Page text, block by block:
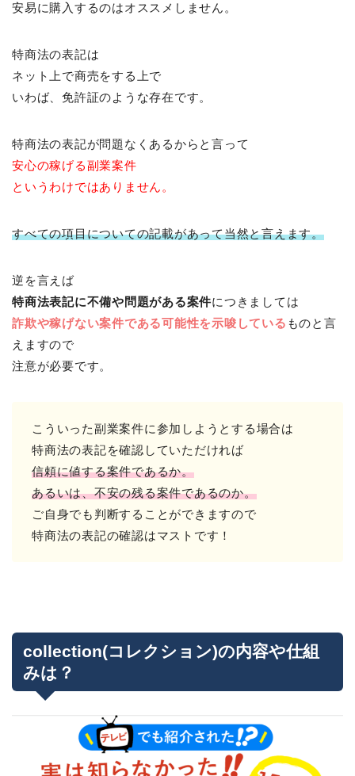
安易に購入するのはオススメしません。
特商法の表記は
ネット上で商売をする上で
いわば、免許証のような存在です。
特商法の表記が問題なくあるからと言って
安心の稼げる副業案件
というわけではありません。
すべての項目についての記載があって当然と言えます。
逆を言えば
特商法表記に不備や問題がある案件につきましては
詐欺や稼げない案件である可能性を示唆している ものと言
えますので
注意が必要です。
こういった副業案件に参加しようとする場合は
特商法の表記を確認していただければ
信頼に値する案件であるか。
あるいは、不安の残る案件であるのか。
ご自身でも判断することができますので
特商法の表記の確認はマストです！
collection(コレクション)の内容や仕組
みは？